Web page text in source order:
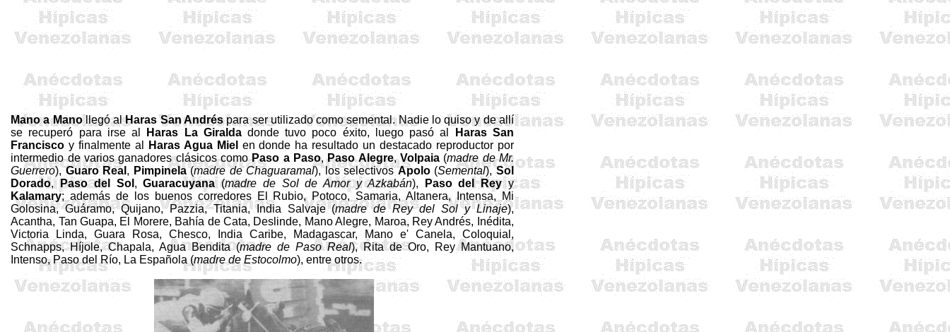
Mano a Manollegó alHaras San Andréspara ser utilizado como semental. Nadie lo quiso y de allí
se recuperó para irse al
Haras La Giraldadonde tuvo poco éxito, luego pasó al
Haras San
Franciscoy finalmente al Haras Agua Miel en donde ha resultado un destacado reproductor por
intermedio de varios ganadores clásicos comoPaso a Paso, Paso Alegre,Volpaia(madre de Mr.
Guerrero),Guaro Real , Pimpinela(madre de Chaguaramal), los selectivosApolo (Semental),Sol
Dorado,Paso del Sol ,Guaracuyana(madre de Sol de Amor y Azkabán), Paso del Reyy
Kalamary; además de los buenos corredores El Rubio, Potoco, Samaria, Altanera, Intensa, Mi
Golosina, Guáramo, Quijano, Pazzia, Titania, India Salvaje (madre de Rey del Sol y Linaje),
Acantha, Tan Guapa, El Morere, Bahía de Cata, Deslinde, Mano Alegre, Maroa, Rey Andrés, Inédita,
Victoria Linda, Guara Rosa, Chesco, India Caribe, Madagascar, Mano e' Canela, Coloquial,
Schnapps, Híjole, Chapala, Agua Bendita (madre de Paso Real), Rita de Oro, Rey Mantuano,
Intenso, Paso del Río, La Española (madre de Estocolmo), entre otros.